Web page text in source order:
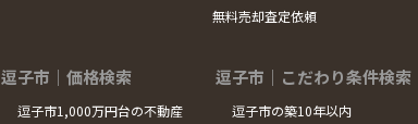
無料売却査定依頼
逗子市｜価格検索
逗子市1,000万円台の不動産
逗子市｜こだわり条件検索
逗子市の築10年以内